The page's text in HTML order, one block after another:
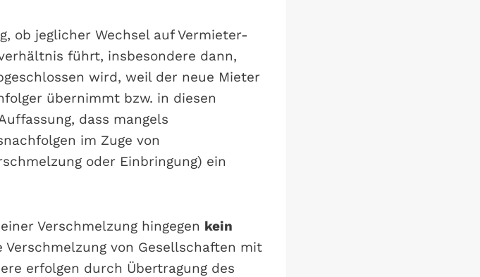
ob jeglicher Wechsel auf Vermieter-
führt, insbesondere dann,
wird, weil der neue Mieter
übernimmt bzw. in diesen
dass mangels
im Zuge von
oder Einbringung) ein
Verschmelzung hingegen kein
Verschmelzung von Gesellschaften mit
erfolgen durch Übertragung des